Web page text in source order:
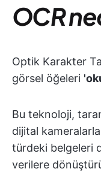
OCR
Optik Karakter
görsel öğeleri
Bu teknoloji,
dijital
türdeki belgeleri
verilere